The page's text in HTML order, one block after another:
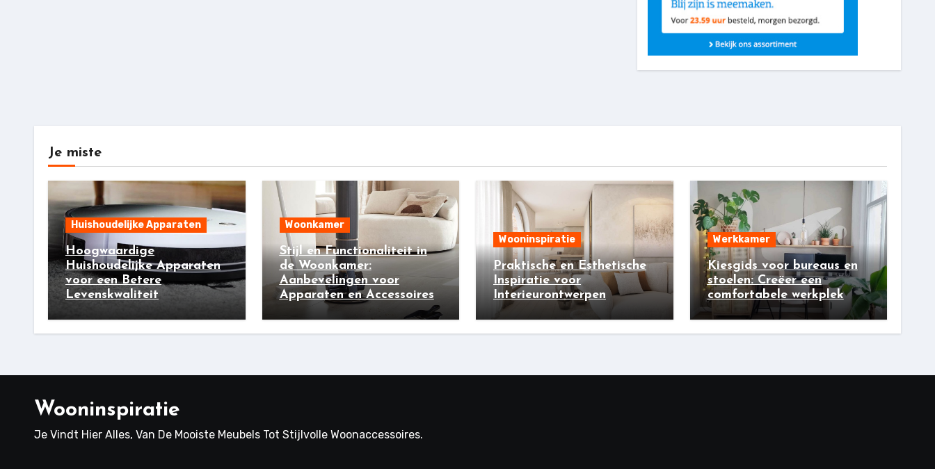
Je miste
Huishoudelijke Apparaten
Hoogwaardige
Huishoudelijke Apparaten
voor een Betere
Levenskwaliteit
Woonkamer
Stijl en Functionaliteit in
de Woonkamer:
Aanbevelingen voor
Apparaten en Accessoires
Wooninspiratie
Praktische en Esthetische
Inspiratie voor
Interieurontwerpen
Werkkamer
Kiesgids voor bureaus en
stoelen: Creëer een
comfortabele werkplek
Wooninspiratie
Je Vindt Hier Alles, Van De Mooiste Meubels Tot Stijlvolle Woonaccessoires.